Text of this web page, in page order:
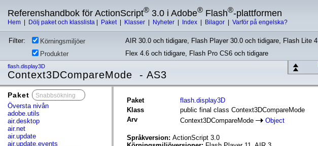
Referenshandbok för ActionScript® 3.0 i Adobe® Flash®-plattformen
Hem Dölj paket och klasslista Paket Klasser Nyheter Index Bilagor Varför på engelska?
Filter: Körningsmiljöer
AIR 30.0 och tidigare, Flash Player 30.0 och tidigare, Flash Lite 4
Produkter
Flex 4.6 och tidigare, Flash Pro CS6 och tidigare
flash.display3D
Context3DCompareMode - AS3
Paket
Översta nivån
adobe.utils
air.desktop
air.net
air.update
air.update.events
Paket
flash.display3D
Klass
public final class Context3DCompareMode
Arv
Context3DCompareMode Object
Språkversion: ActionScript 3.0